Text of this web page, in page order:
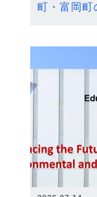
町・富岡町